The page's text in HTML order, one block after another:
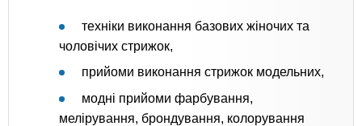
техніки виконання базових жіночих та
чоловічих стрижок,
прийоми виконання стрижок модельних,
модні прийоми фарбування,
мелірування, брондування, колорування